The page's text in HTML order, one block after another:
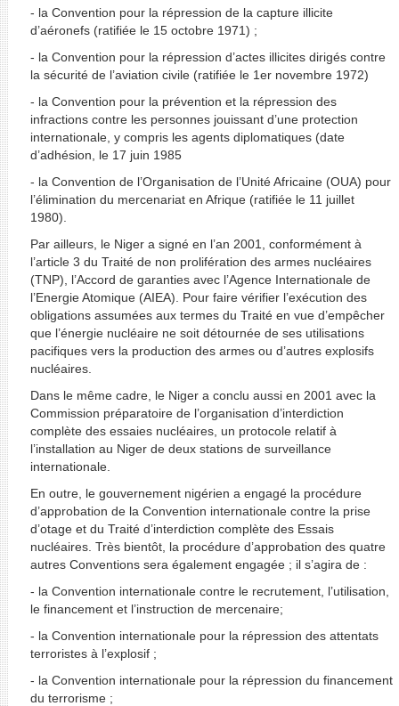
- la Convention pour la répression de la capture illicite
d’aéronefs (ratifiée le 15 octobre 1971) ;
- la Convention pour la répression d’actes illicites dirigés contre
la sécurité de l’aviation civile (ratifiée le 1er novembre 1972)
- la Convention pour la prévention et la répression des
infractions contre les personnes jouissant d’une protection
internationale, y compris les agents diplomatiques (date
d’adhésion, le 17 juin 1985
- la Convention de l’Organisation de l’Unité Africaine (OUA) pour
l’élimination du mercenariat en Afrique (ratifiée le 11 juillet
1980).
Par ailleurs, le Niger a signé en l’an 2001, conformément à
l’article 3 du Traité de non prolifération des armes nucléaires
(TNP), l’Accord de garanties avec l’Agence Internationale de
l’Energie Atomique (AIEA). Pour faire vérifier l’exécution des
obligations assumées aux termes du Traité en vue d’empêcher
que l’énergie nucléaire ne soit détournée de ses utilisations
pacifiques vers la production des armes ou d’autres explosifs
nucléaires.
Dans le même cadre, le Niger a conclu aussi en 2001 avec la
Commission préparatoire de l’organisation d’interdiction
complète des essaies nucléaires, un protocole relatif à
l’installation au Niger de deux stations de surveillance
internationale.
En outre, le gouvernement nigérien a engagé la procédure
d’approbation de la Convention internationale contre la prise
d’otage et du Traité d’interdiction complète des Essais
nucléaires. Très bientôt, la procédure d’approbation des quatre
autres Conventions sera également engagée ; il s’agira de :
- la Convention internationale contre le recrutement, l’utilisation,
le financement et l’instruction de mercenaire;
- la Convention internationale pour la répression des attentats
terroristes à l’explosif ;
- la Convention internationale pour la répression du financement
du terrorisme ;